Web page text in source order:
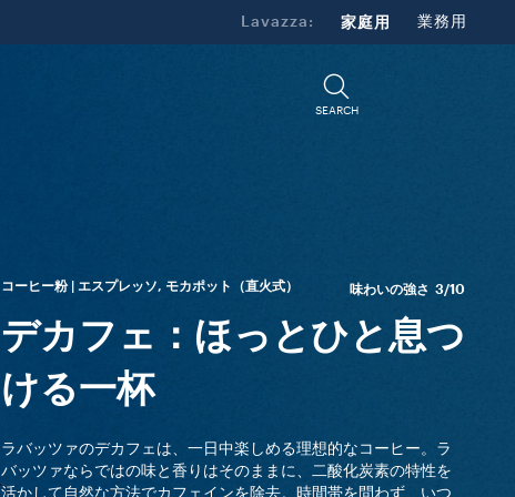
Lavazza: 家庭用 業務用
SEARCH
コーヒー粉 | エスプレッソ, モカポット（直火式） 味わいの強さ 3/10
デカフェ：ほっとひと息つ
ける一杯
ラバッツァのデカフェは、一日中楽しめる理想的なコーヒー。ラ
バッツァならではの味と香りはそのままに、二酸化炭素の特性を
活かして自然な方法でカフェインを除去。時間帯を問わず、いつ